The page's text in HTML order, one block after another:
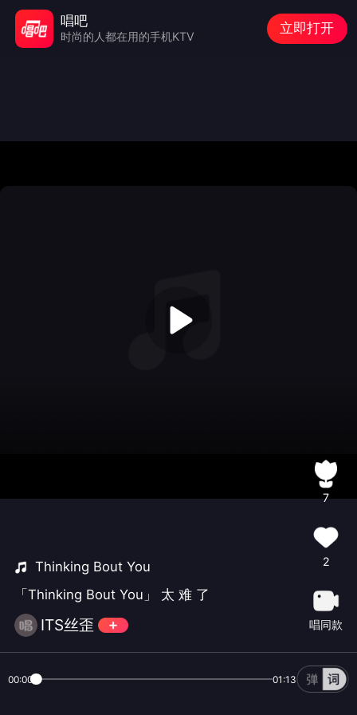
Thinking Bout You
「Thinking Bout You」 太 难 了
ITS丝歪
7
2
唱同款
00:00 01:13
唱吧
时尚的人都在用的手机KTV
立即打开